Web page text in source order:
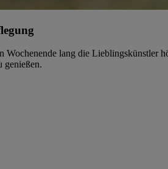
lang die
genießen.